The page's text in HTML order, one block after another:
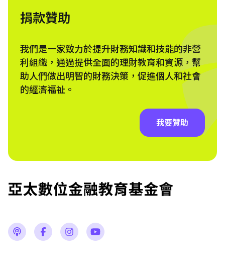
捐款贊助
我們是一家致力於提升財務知識和技能的非營
利組織，通過提供全面的理財教育和資源，幫
助人們做出明智的財務決策，促進個人和社會
的經濟福祉。
我要贊助